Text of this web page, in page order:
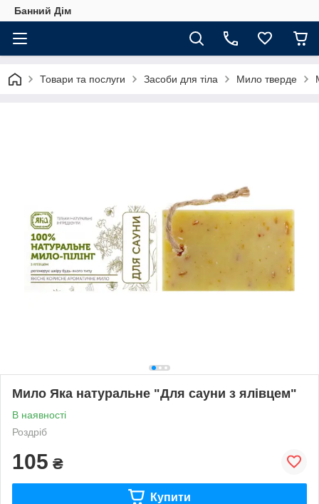
Банний Дім
Товари та послуги Засоби для тіла Мило тверде
Мило Яка натуральне "Для сауни з ялівцем"
В наявності
Роздріб
105 ₴
Купити